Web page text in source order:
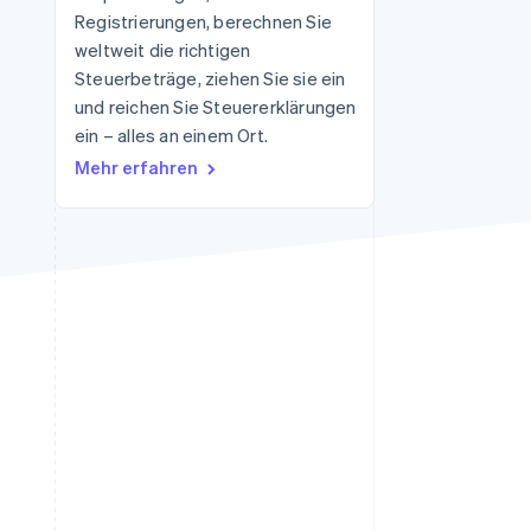
Stripe-Sessions 2026
Erfahren Sie, wie Stripe
Wirtschaftsinfrastruktur
für KI aufbaut.
Jetzt ansehen
Registrierungen, berechnen Sie
weltweit die richtigen
Steuerbeträge, ziehen Sie sie ein
und reichen Sie Steuererklärungen
ein – alles an einem Ort.
Mehr erfahren